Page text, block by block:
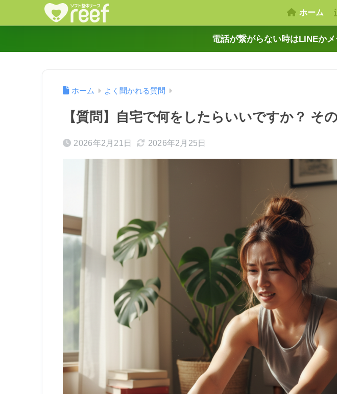
ホーム
電話が繋がらない時はLINEか
ホーム よく聞かれる質問
【質問】自宅で何をしたらいいですか？ そ
2026年2月21日 2026年2月25日